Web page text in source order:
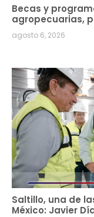
Becas y
agropecuarias,
agosto 6, 2026
Saltillo, una de
México: Javier